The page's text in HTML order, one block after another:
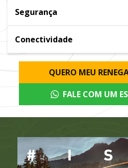
Segurança
Conectividade
QUERO MEU
FALE COM UM